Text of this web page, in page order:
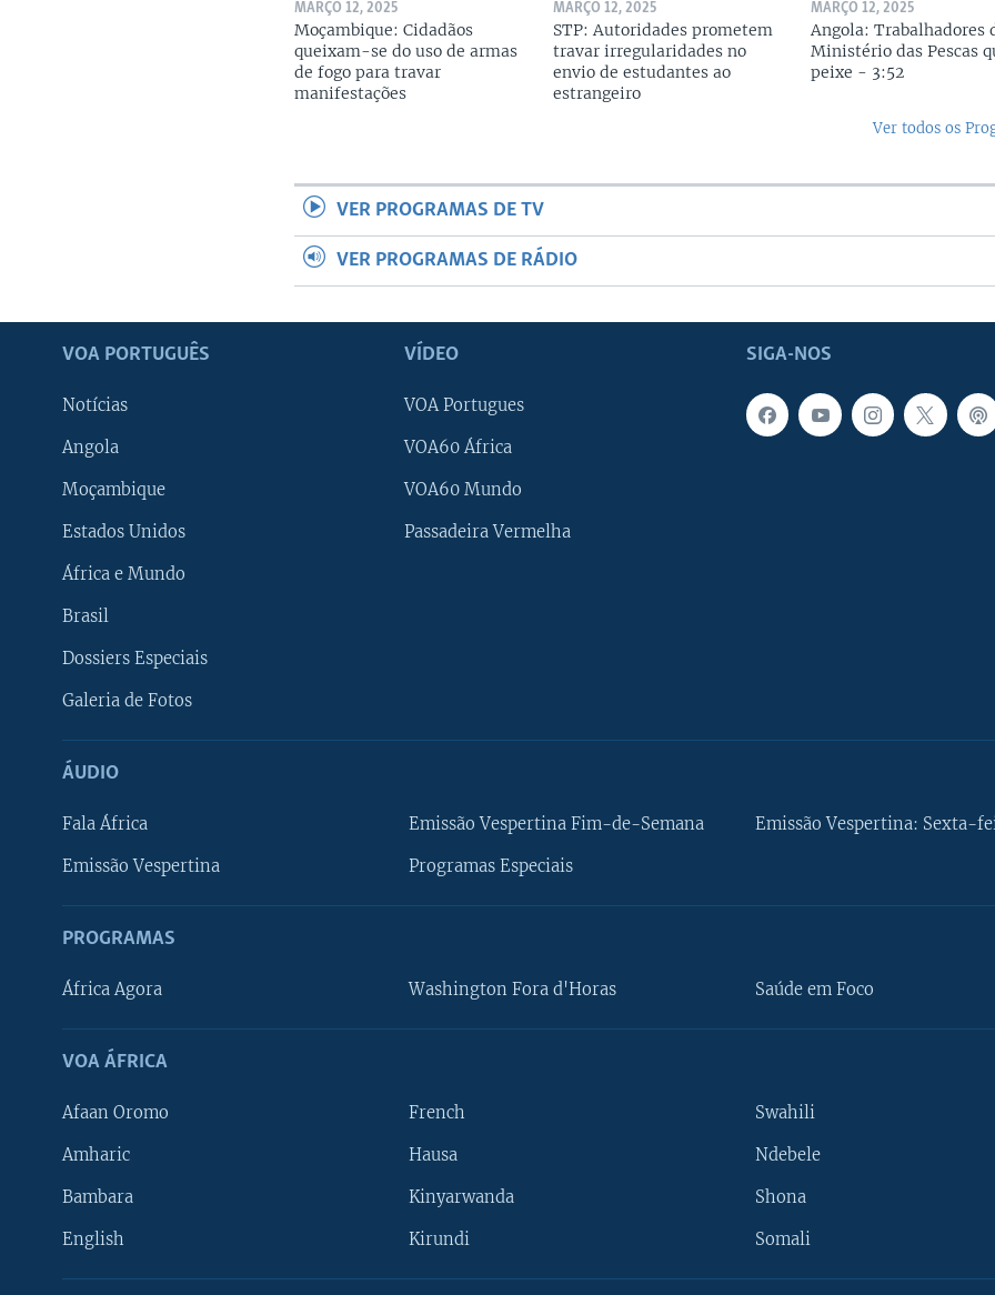
MARÇO 12, 2025
Moçambique: Cidadãos
queixam-se do uso de armas
de fogo para travar
manifestações
MARÇO 12, 2025
STP: Autoridades prometem
travar irregularidades no
envio de estudantes ao
estrangeiro
MARÇO 12, 2025
Angola: Trabalhadores
Ministério das Pescas
peixe - 3:52
Ver todos os
VER PROGRAMAS DE TV
VER PROGRAMAS DE RÁDIO
SIGA-NOS
VOA PORTUGUÊS
Notícias
Angola
Moçambique
Estados Unidos
África e Mundo
Brasil
Dossiers Especiais
Galeria de Fotos
VÍDEO
VOA Portugues
VOA60 África
VOA60 Mundo
Passadeira Vermelha
ÁUDIO
Fala África
Emissão Vespertina
Emissão Vespertina Fim-de-Semana
Programas Especiais
Emissão Vespertina: Sexta-
PROGRAMAS
África Agora Washington Fora d'Horas Saúde em Foco
VOA ÁFRICA
Afaan Oromo
Amharic
Bambara
English
French
Hausa
Kinyarwanda
Kirundi
Swahili
Ndebele
Shona
Somali